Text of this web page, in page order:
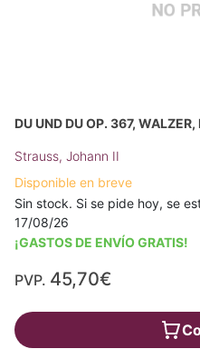
DU UND DU OP. 367, WALZER,
Strauss, Johann II
Disponible en breve
Sin stock. Si se pide hoy, se
17/08/26
¡GASTOS DE ENVÍO GRATIS!
PVP. 45,70€